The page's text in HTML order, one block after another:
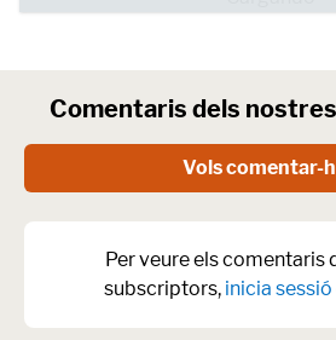
Comentaris dels
Vols comentar-
Per veure els comentaris
subscriptors, inicia sessió